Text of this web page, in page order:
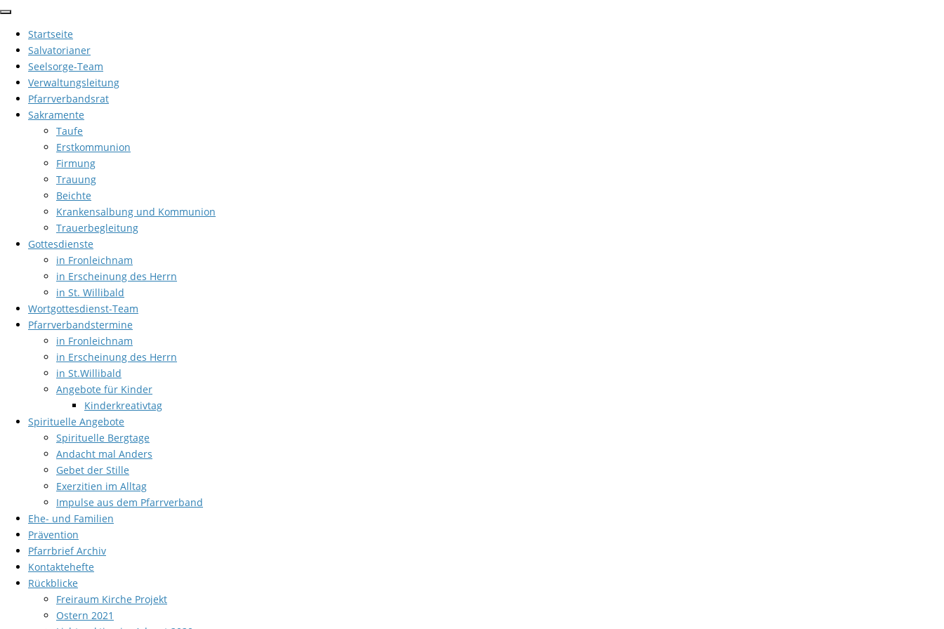
Zum
springenStartseite
Salvatorianer
Seelsorge-Team
Verwaltungsleitung
Pfarrverbandsrat
Sakramente
Taufe
Erstkommunion
Firmung
Trauung
Beichte
Krankensalbung und Kommunion
Trauerbegleitung
Gottesdienste
in Fronleichnam
in Erscheinung des Herrn
in St. Willibald
Wortgottesdienst-Team
Pfarrverbandstermine
in Fronleichnam
in Erscheinung des Herrn
in St.Willibald
Angebote für Kinder
Kinderkreativtag
Spirituelle Angebote
Spirituelle Bergtage
Andacht mal Anders
Gebet der Stille
Exerzitien im Alltag
Impulse aus dem Pfarrverband
Ehe- und Familien
Prävention
Pfarrbrief Archiv
Kontaktehefte
Rückblicke
Freiraum Kirche Projekt
Ostern 2021